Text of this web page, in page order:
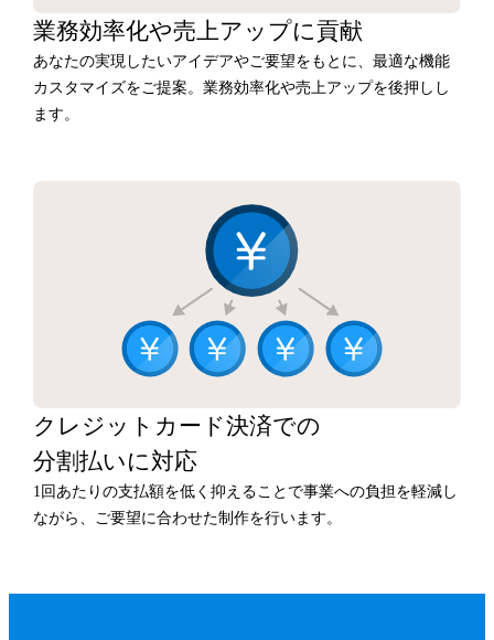
業務効率化や売上アップに貢献
あなたの実現したいアイデアやご要望をもとに、最適な機能
カスタマイズをご提案。業務効率化や売上アップを後押しし
ます。
クレジットカード決済での
分割払いに対応
1回あたりの支払額を低く抑えることで事業への負担を軽減し
ながら、ご要望に合わせた制作を行います。